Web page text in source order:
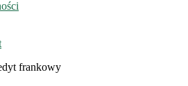
frankowy